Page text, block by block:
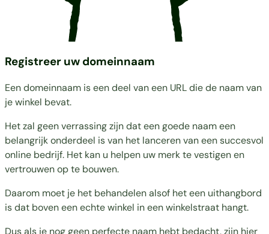
Registreer uw domeinnaam
Een domeinnaam is een deel van een URL die de naam van
je winkel bevat.
Het zal geen verrassing zijn dat een goede naam een
belangrijk onderdeel is van het lanceren van een succesvol
online bedrijf. Het kan u helpen uw merk te vestigen en
vertrouwen op te bouwen.
Daarom moet je het behandelen alsof het een uithangbord
is dat boven een echte winkel in een winkelstraat hangt.